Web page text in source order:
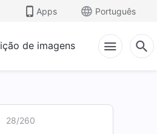
Apps Português
de imagens
28/260
os feitos de
de Deus "Como
de Deus "Como
a natureza